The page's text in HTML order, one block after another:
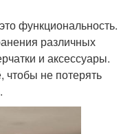
Гамма для ниши
функциональность.
различных
и аксессуары.
чтобы не потерять